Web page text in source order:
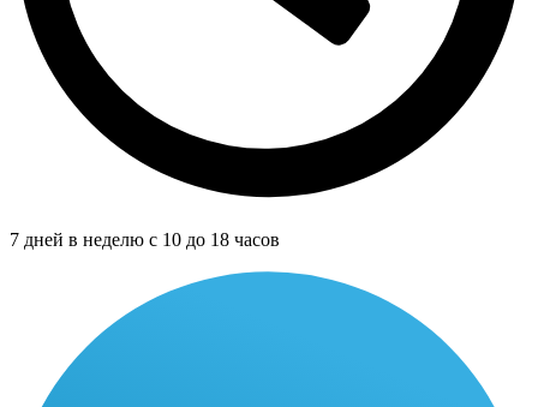
7 дней в неделю с 10 до 18 часов